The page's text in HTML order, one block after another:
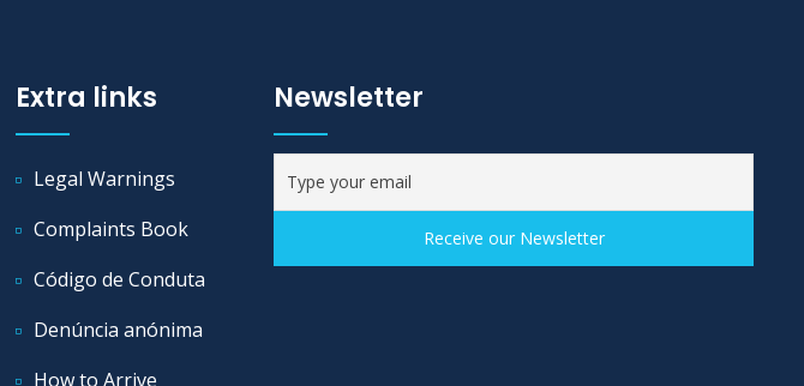
Extra links
Legal Warnings
Complaints Book
Código de Conduta
Denúncia anónima
How to Arrive
Newsletter